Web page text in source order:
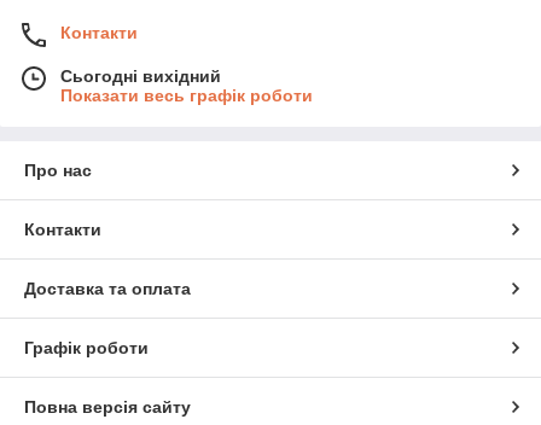
Контакти
Сьогодні вихідний
Показати весь графік роботи
Про нас
Контакти
Доставка та оплата
Графік роботи
Повна версія сайту